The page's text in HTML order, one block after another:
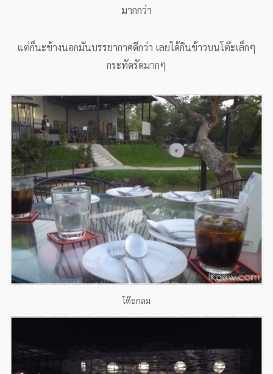
มากกว่า
แต่ก็นะข้างนอกมันบรรยากาศดีกว่า เลยได้กินข้าวบนโต๊ะเล็กๆ
กระทัดรัดมากๆ
โต๊ะกลม